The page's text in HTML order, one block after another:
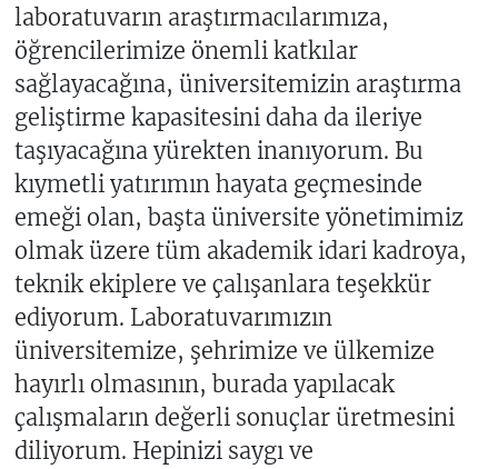
laboratuvarın araştırmacılarımıza,
öğrencilerimize önemli katkılar
sağlayacağına, üniversitemizin araştırma
geliştirme kapasitesini daha da ileriye
taşıyacağına yürekten inanıyorum. Bu
kıymetli yatırımın hayata geçmesinde
emeği olan, başta üniversite yönetimimiz
olmak üzere tüm akademik idari kadroya,
teknik ekiplere ve çalışanlara teşekkür
ediyorum. Laboratuvarımızın
üniversitemize, şehrimize ve ülkemize
hayırlı olmasının, burada yapılacak
çalışmaların değerli sonuçlar üretmesini
diliyorum. Hepinizi saygı ve